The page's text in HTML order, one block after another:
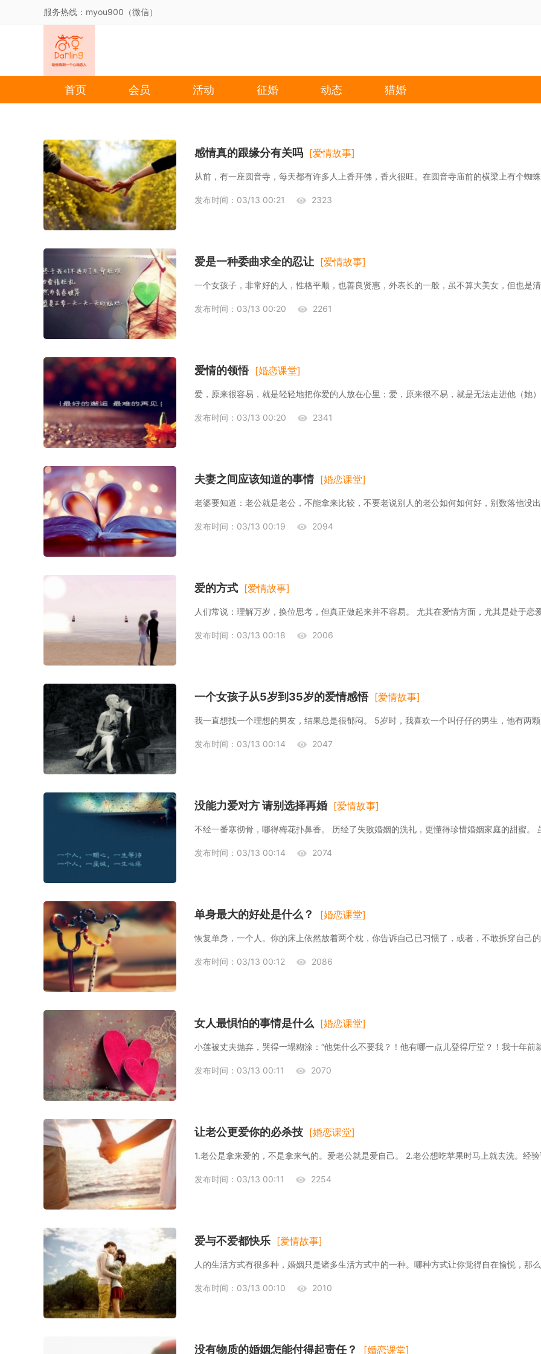
服务热线：myou900（微信）
首页 会员 活动 征婚 动态 猎婚
感情真的跟缘分有关吗 [爱情故事]
发布时间：03/13 00:21 2323
爱是一种委曲求全的忍让 [爱情故事]
发布时间：03/13 00:20 2261
爱情的领悟 [婚恋课堂]
发布时间：03/13 00:20 2341
夫妻之间应该知道的事情 [婚恋课堂]
发布时间：03/13 00:19 2094
爱的方式 [爱情故事]
人们常说：理解万岁，换位思考，但真正做起来并不容易。 尤其在爱情方面，尤其是处于恋
发布时间：03/13 00:18 2006
一个女孩子从5岁到35岁的爱情感悟 [爱情故事]
我一直想找一个理想的男友，结果总是很郁闷。 5岁时，我喜欢一个叫仔仔的男生，他有两颗
发布时间：03/13 00:14 2047
没能力爱对方 请别选择再婚 [爱情故事]
不经一番寒彻骨，哪得梅花扑鼻香。 历经了失败婚姻的洗礼，更懂得珍惜婚姻家庭的甜蜜。
发布时间：03/13 00:14 2074
单身最大的好处是什么？ [婚恋课堂]
发布时间：03/13 00:12 2086
女人最惧怕的事情是什么 [婚恋课堂]
发布时间：03/13 00:11 2070
让老公更爱你的必杀技 [婚恋课堂]
1.老公是拿来爱的，不是拿来气的。爱老公就是爱自己。 2.老公想吃苹果时马上就去洗。经验
发布时间：03/13 00:11 2254
爱与不爱都快乐 [爱情故事]
发布时间：03/13 00:10 2010
没有物质的婚姻怎能付得起责任？ [婚恋课堂]